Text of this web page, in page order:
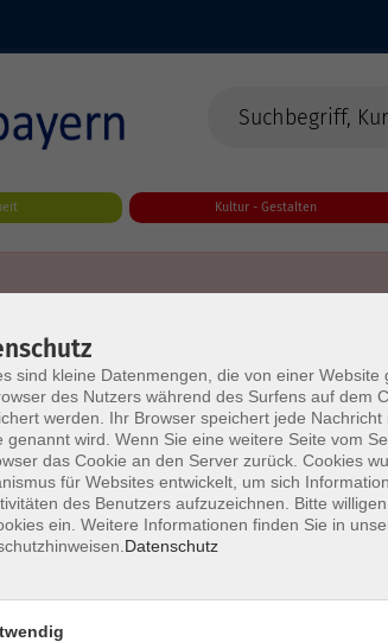
Kultur - Gestalten
sind kleine Datenmengen, die von einer Website
des Nutzers während des Surfens auf dem
werden. Ihr Browser speichert jede
genannt wird. Wenn Sie eine weitere Seite vom
das Cookie an den Server zurück. Cookies
für Websites entwickelt, um sich
des Benutzers aufzuzeichnen. Bitte
ein. Weitere Informationen finden Sie in
Datenschutz